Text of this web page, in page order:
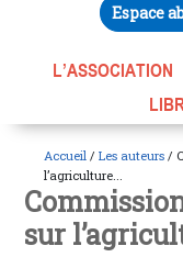
Espace
L’ASSOCIATION
Accueil / Les auteurs /
l’agriculture...
sur